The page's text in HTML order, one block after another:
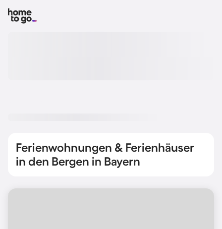
Ferienwohnungen & Ferienhäuser
in den Bergen in Bayern